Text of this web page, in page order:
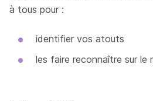
à tous pour :
identifier vos atouts
les faire reconnaître sur le